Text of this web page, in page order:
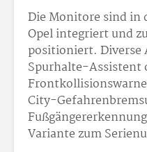
Die Monitore sind in
Opel integriert und
positioniert. Diverse
Spurhalte-Assistent
City-
Variante zum